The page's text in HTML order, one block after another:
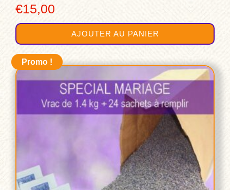
Note
5.00
sur 5
€15,00
AJOUTER AU PANIER
Promo !